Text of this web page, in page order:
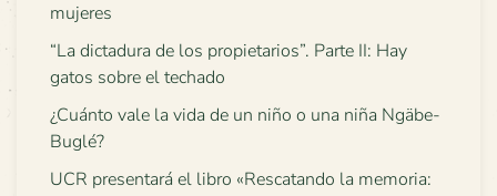
mujeres
“La dictadura de los propietarios”. Parte II: Hay
gatos sobre el techado
¿Cuánto vale la vida de un niño o una niña Ngäbe-
Buglé?
UCR presentará el libro «Rescatando la memoria: